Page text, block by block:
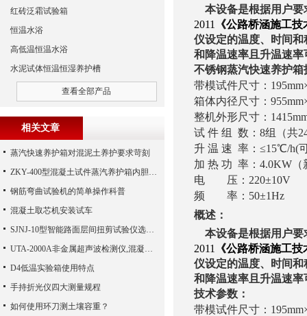
本设备是根据用户要
2011
《公路桥涵施工
仪设定的温度、时间
和降温速率且升温速率
不锈钢蒸汽快速养护箱
带模试件尺寸：
箱体内径尺寸：
整机外形尺寸：
试 件 组 数：8组（共
升 温 速 率：≤15℃/h(
加 热 功 率：4.0KW（
电 压：220±10V
频 率：50±1Hz
概述：
本设备是根据用户要
2011
《公路桥涵施工
仪设定的温度、时间
和降温速率且升温速率
技术参数：
带模试件尺寸：
红砖泛霜试验箱
恒温水浴
高低温恒温水浴
水泥试体恒温恒湿养护槽
查看全部产品
相关文章
蒸汽快速养护箱对混泥土养护要求苛刻
ZKY-400型混凝土试件蒸汽养护箱内胆实拍
钢筋弯曲试验机的简单操作科普
混凝土取芯机安装试车
SJNJ-10型智能路面层间扭剪试验仪选购说明
UTA-2000A非金属超声波检测仪,混凝土超声波检测仪,非金属超声分析仪（河北路仪）
D4低温实验箱使用特点
手持折光仪四大测量规程
如何使用环刀测土壤容重？